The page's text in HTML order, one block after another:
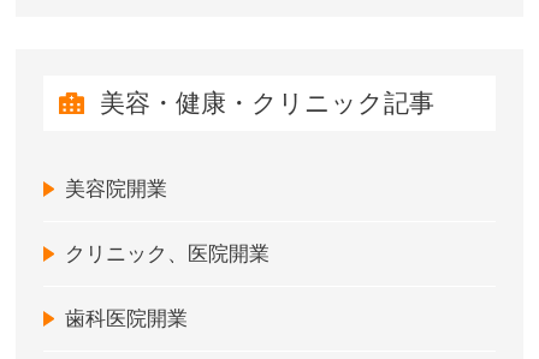
美容・健康・クリニック記事
美容院開業
クリニック、医院開業
歯科医院開業